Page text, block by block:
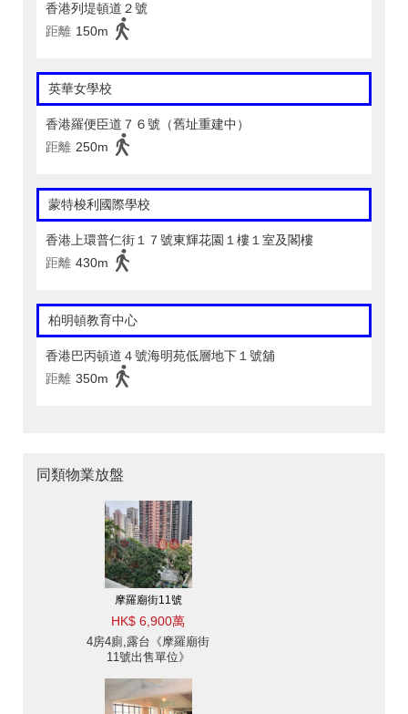
香港列堤頓道２號
距離 150m
英華女學校
香港羅便臣道７６號（舊址重建中）
距離 250m
蒙特梭利國際學校
香港上環普仁街１７號東輝花園１樓１室及閣樓
距離 430m
柏明頓教育中心
香港巴丙頓道４號海明苑低層地下１號舖
距離 350m
同類物業放盤
摩羅廟街11號
HK$ 6,900萬
4房4廁,露台《摩羅廟街
11號出售單位》